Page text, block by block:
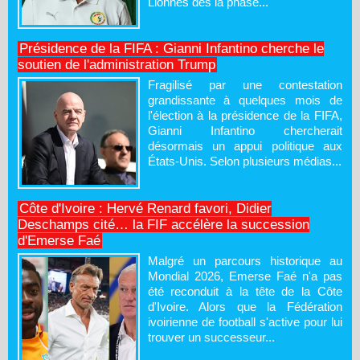
Présidence de la FIFA : Gianni Infantino cherche le
soutien de l'administration Trump
Fragilisé par une contestation
grandissante à quelques mois de
l'élection à la présidence de la FIFA,
Gianni Infantino chercherait
désormais un appui politique aux
États-Unis. Selon plusieurs médias...
Côte d'Ivoire : Hervé Renard favori, Didier
Deschamps cité… la FIF accélère la succession
d'Emerse Faé
Malgré un parcours historique au
Mondial 2026, Emerse Faé n'a pas
été reconduit à la tête de la Côte
d'Ivoire. Alors que la Fédération
ivoirienne de football s'active pour lui
trouver un successeur...